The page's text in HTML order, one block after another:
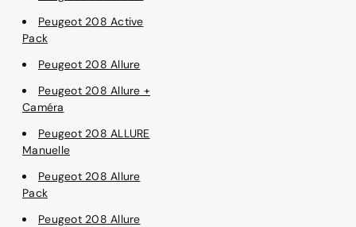
Peugeot 208 Active
Pack
Peugeot 208 Allure
Peugeot 208 Allure +
Caméra
Peugeot 208 ALLURE
Manuelle
Peugeot 208 Allure
Pack
Peugeot 208 Allure